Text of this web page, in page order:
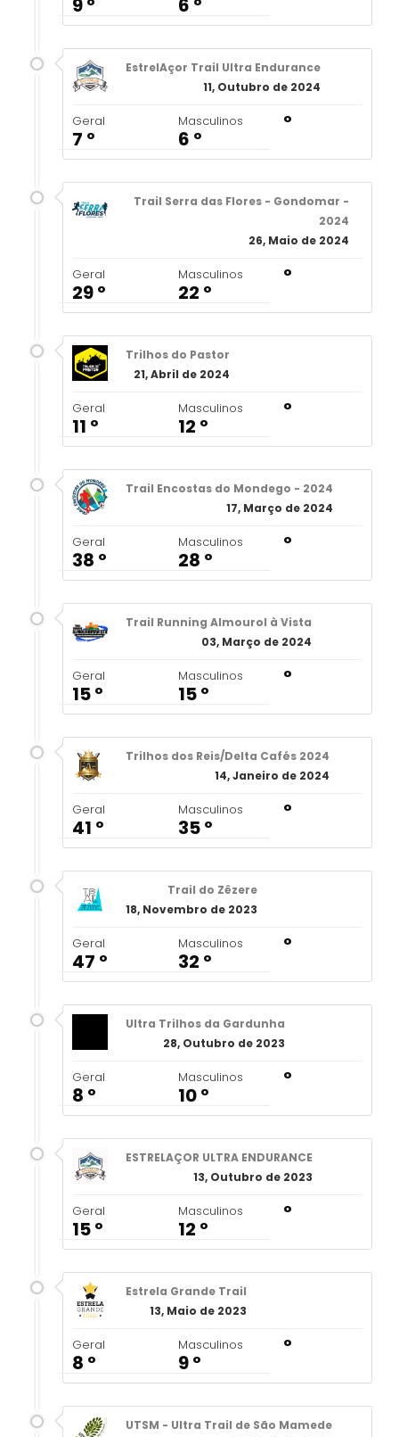
9 º 6 º
EstrelAçor Trail Ultra Endurance
11, Outubro de 2024
Geral
7 º
Masculinos
6 º
º
Trail Serra das Flores - Gondomar -
2024
26, Maio de 2024
Geral
29 º
Masculinos
22 º
º
Trilhos do Pastor
21, Abril de 2024
Geral
11 º
Masculinos
12 º
º
Trail Encostas do Mondego - 2024
17, Março de 2024
Geral
38 º
Masculinos
28 º
º
Trail Running Almourol à Vista
03, Março de 2024
Geral
15 º
Masculinos
15 º
º
Trilhos dos Reis/Delta Cafés 2024
14, Janeiro de 2024
Geral
41 º
Masculinos
35 º
º
Trail do Zêzere
18, Novembro de 2023
Geral
47 º
Masculinos
32 º
º
Ultra Trilhos da Gardunha
28, Outubro de 2023
Geral
8 º
Masculinos
10 º
º
ESTRELAÇOR ULTRA ENDURANCE
13, Outubro de 2023
Geral
15 º
Masculinos
12 º
º
Estrela Grande Trail
13, Maio de 2023
Geral
8 º
Masculinos
9 º
º
UTSM - Ultra Trail de São Mamede